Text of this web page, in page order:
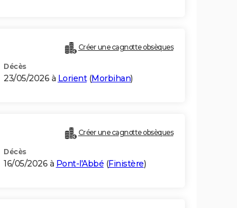
Créer une cagnotte obsèques
Décès
23/05/2026 à Lorient(Morbihan)
Créer une cagnotte obsèques
Décès
16/05/2026 à Pont-l'Abbé (Finistère)